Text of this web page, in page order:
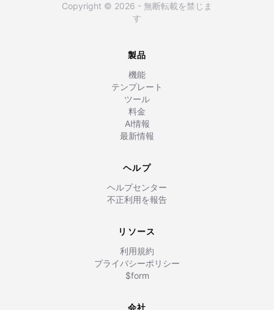
Copyright © 2026 - 無断転載を禁じま
す
製品
機能
テンプレート
ツール
料金
AI情報
最新情報
ヘルプ
ヘルプセンター
不正利用を報告
リソース
利用規約
プライバシーポリシー
$form
会社